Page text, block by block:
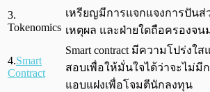
3.
Tokenomics
เหรียญมีการแจกแจงการปันส่
เหตุผล และฝ่ายใดถือครองจน
4.Smart
Contract
Smart contract มีความโปร่งใ
สอบเพื่อให้มั่นใจได้ว่าจะไม่มี
แอบแฝงเพื่อโจมตีนักลงทุน